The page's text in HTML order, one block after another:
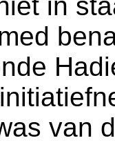
van